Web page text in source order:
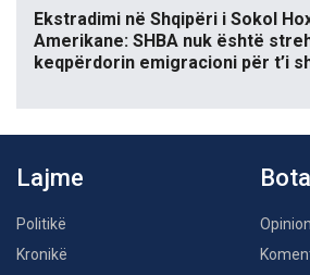
Ekstradimi në Shqipëri i Sokol
Amerikane: SHBA nuk është
keqpërdorin emigracioni për t’i
Lajme
Politikë
Kronikë
Bota
Opinion